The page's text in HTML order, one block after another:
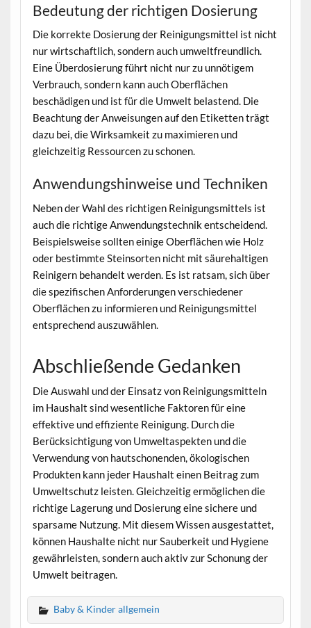
Bedeutung der richtigen Dosierung
Die korrekte Dosierung der Reinigungsmittel ist nicht
nur wirtschaftlich, sondern auch umweltfreundlich.
Eine Überdosierung führt nicht nur zu unnötigem
Verbrauch, sondern kann auch Oberflächen
beschädigen und ist für die Umwelt belastend. Die
Beachtung der Anweisungen auf den Etiketten trägt
dazu bei, die Wirksamkeit zu maximieren und
gleichzeitig Ressourcen zu schonen.
Anwendungshinweise und Techniken
Neben der Wahl des richtigen Reinigungsmittels ist
auch die richtige Anwendungstechnik entscheidend.
Beispielsweise sollten einige Oberflächen wie Holz
oder bestimmte Steinsorten nicht mit säurehaltigen
Reinigern behandelt werden. Es ist ratsam, sich über
die spezifischen Anforderungen verschiedener
Oberflächen zu informieren und Reinigungsmittel
entsprechend auszuwählen.
Abschließende Gedanken
Die Auswahl und der Einsatz von Reinigungsmitteln
im Haushalt sind wesentliche Faktoren für eine
effektive und effiziente Reinigung. Durch die
Berücksichtigung von Umweltaspekten und die
Verwendung von hautschonenden, ökologischen
Produkten kann jeder Haushalt einen Beitrag zum
Umweltschutz leisten. Gleichzeitig ermöglichen die
richtige Lagerung und Dosierung eine sichere und
sparsame Nutzung. Mit diesem Wissen ausgestattet,
können Haushalte nicht nur Sauberkeit und Hygiene
gewährleisten, sondern auch aktiv zur Schonung der
Umwelt beitragen.
Baby & Kinder allgemein